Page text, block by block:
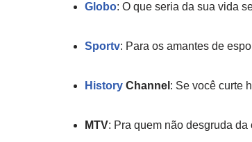
Globo: O que seria da sua vida
Sportv: Para os amantes de
History Channel : Se você curte
MTV: Pra quem não desgruda da